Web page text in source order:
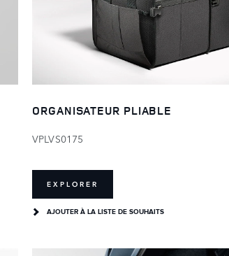
ORGANISATEUR PLIABLE
VPLVS0175
EXPLORER
AJOUTER À LA LISTE DE SOUHAITS